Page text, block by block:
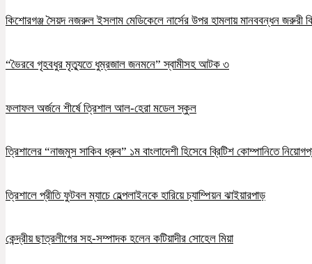
কিশোরগঞ্জ সৈয়দ নজরুল ইসলাম মেডিকেলে নার্সের উপর হামলায় মানববন্ধন জরুরী
“ভৈরবে গৃহবধুর মৃত্যুতে ধুম্রজাল জনমনে” স্বামীসহ আটক ৩
ফলাফল অর্জনে শীর্ষে ত্রিশাল আল-হেরা মডেল স্কুল
ত্রিশালের “নাজমুস সাকিব ধ্রুব” ১ম বাংলাদেশী হিসেবে ব্রিটিশ কোম্পানিতে
ত্রিশালে প্রীতি ফুটবল ম্যাচে হেল্পলাইনকে হারিয়ে চ্যাম্পিয়ন ঝাইয়ারপাড়
কেন্দ্রীয় ছাত্রলীগের সহ-সম্পাদক হলেন কটিয়াদীর সোহেল মিয়া